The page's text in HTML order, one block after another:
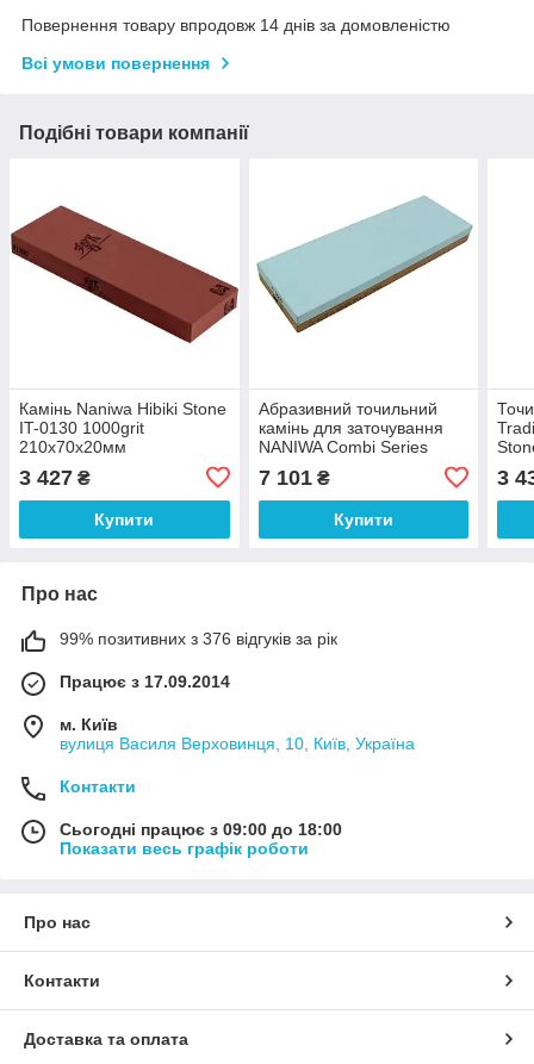
Повернення товару впродовж 14 днів за домовленістю
Всі умови повернення
Подібні товари компанії
Камінь Naniwa Hibiki Stone
IT-0130 1000grit
210x70x20мм
3 427 ₴
Купити
Абразивний точильний
камінь для заточування
NANIWA Combi Series
(210x70x20 мм) арт.10265
7 101₴
Купити
3
Про нас
99% позитивних з 376 відгуків за рік
Працює з 17.09.2014
м. Київ
вулиця Василя Верховинця, 10, Київ, Україна
Контакти
Сьогодні працює з 09:00 до 18:00
Показати весь графік роботи
Про нас
Контакти
Доставка та оплата